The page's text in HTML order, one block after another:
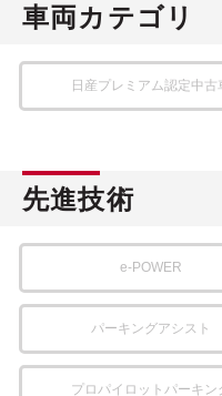
車両カテゴリ
日産プレミアム認定中古
先進技術
e-POWER
パーキングアシスト
プロパイロットパーキン